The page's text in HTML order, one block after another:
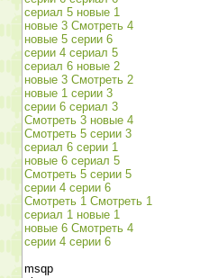
сериал 5 новые 1
новые 3 Смотреть 4
новые 5 серии 6
серии 4 сериал 5
сериал 6 новые 2
новые 3 Смотреть 2
новые 1 серии 3
серии 6 сериал 3
Смотреть 3 новые 4
Смотреть 5 серии 3
сериал 6 серии 1
новые 6 сериал 5
Смотреть 5 серии 5
серии 4 серии 6
Смотреть 1 Смотреть 1
сериал 1 новые 1
новые 6 Смотреть 4
серии 4 серии 6
msqp